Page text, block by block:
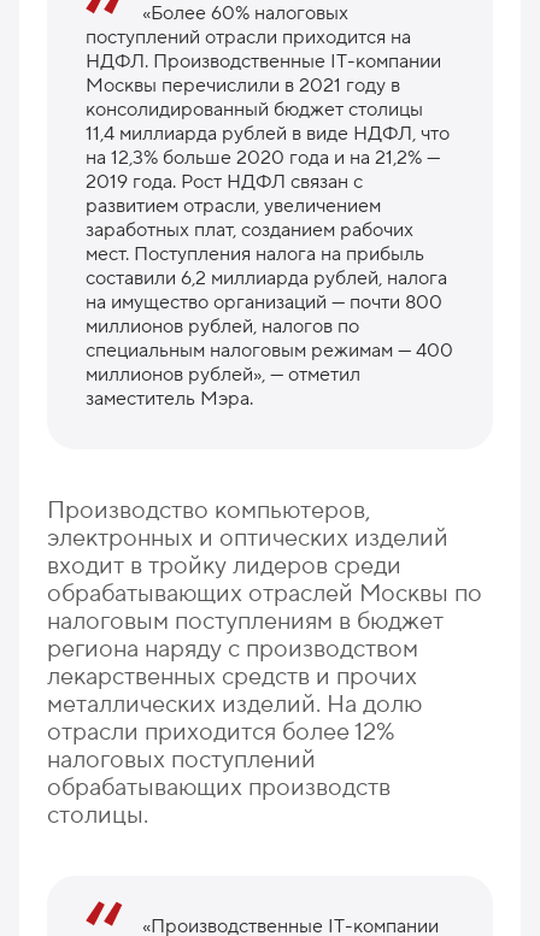
«Более 60% налоговых
поступлений отрасли приходится на
НДФЛ. Производственные IT-компании
Москвы перечислили в 2021 году в
консолидированный бюджет столицы
11,4 миллиарда рублей в виде НДФЛ, что
на 12,3% больше 2020 года и на 21,2% —
2019 года. Рост НДФЛ связан с
развитием отрасли, увеличением
заработных плат, созданием рабочих
мест. Поступления налога на прибыль
составили 6,2 миллиарда рублей, налога
на имущество организаций — почти 800
миллионов рублей, налогов по
специальным налоговым режимам — 400
миллионов рублей», — отметил
заместитель Мэра.
Производство компьютеров,
электронных и оптических изделий
входит в тройку лидеров среди
обрабатывающих отраслей Москвы по
налоговым поступлениям в бюджет
региона наряду с производством
лекарственных средств и прочих
металлических изделий. На долю
отрасли приходится более 12%
налоговых поступлений
обрабатывающих производств
столицы.
«Производственные IT-компании